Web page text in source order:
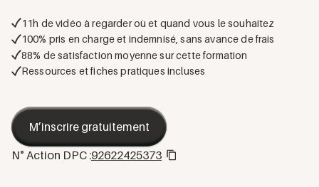
11h de vidéo à regarder où et quand vous le souhaitez
100% pris en charge et indemnisé, sans avance de frais
88% de satisfaction moyenne sur cette formation
Ressources et fiches pratiques incluses
M’inscrire gratuitement
N° Action DPC :92622425373